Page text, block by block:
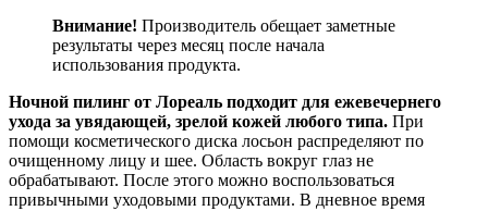
Внимание! Производитель обещает заметные
результаты через месяц после начала
использования продукта.
Ночной пилинг от Лореаль подходит для ежевечернего
ухода за увядающей, зрелой кожей любого типа. При
помощи косметического диска лосьон распределяют по
очищенному лицу и шее. Область вокруг глаз не
обрабатывают. После этого можно воспользоваться
привычными уходовыми продуктами. В дневное время